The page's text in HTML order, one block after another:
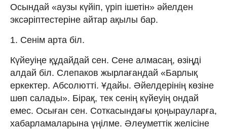
Осындай «аузы күйіп, үріп ішетін» әйелден
эксәріптестеріне айтар ақылы бар.
1. Сенім арта біл.
Күйеуіңе құдайдай сен. Сене алмасаң, өзіңді
алдай біл. Слепаков жырлағандай «Барлық
еркектер. Абсолютті. Ұдайы. Әйелдерінің көзіне
шөп салады». Бірақ, тек сенің күйеуің ондай
емес. Осыған сен. Соткасындағы қоңырауларға,
хабарламаларына үңілме. Әлеуметтік желісіне